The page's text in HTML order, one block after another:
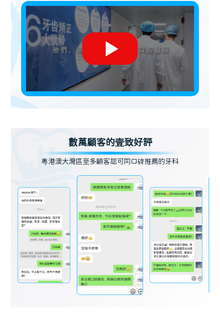
數萬顧客的壹致好評
粵港澳大灣區至多顧客認可同口碑推薦的牙科